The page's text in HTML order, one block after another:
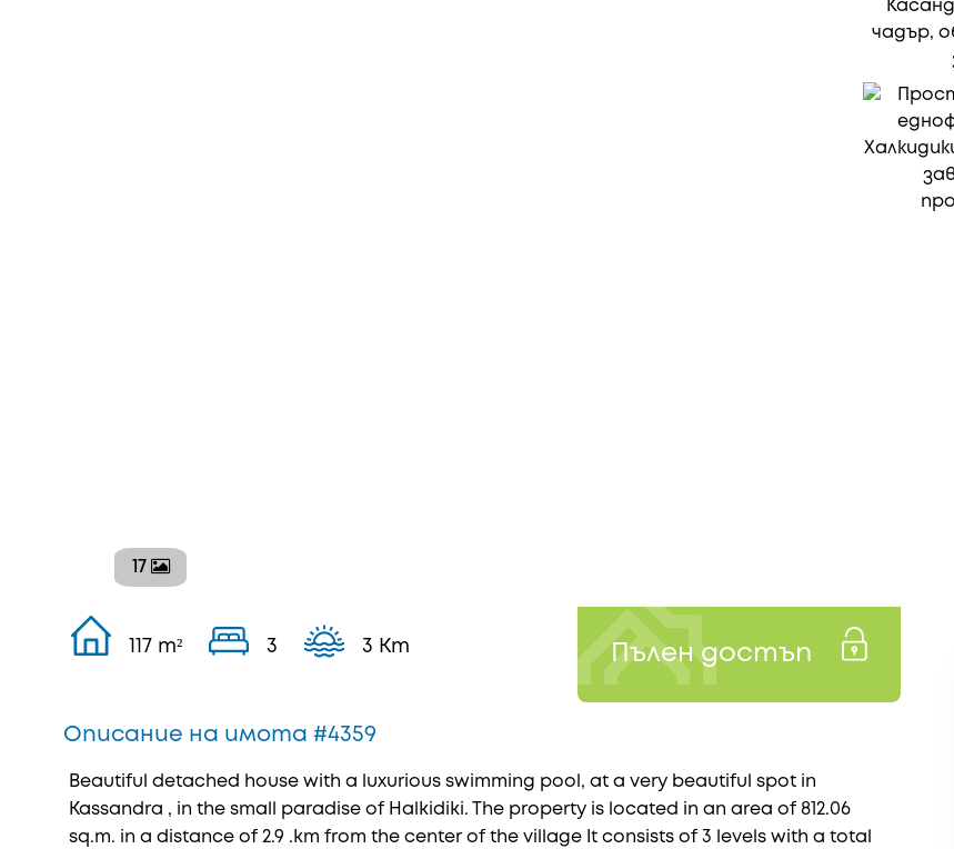
17
117 m² 3 3 Km Пълен достъп
Описание на имота #4359
Beautiful detached house with a luxurious swimming pool, at a very beautiful spot in
Kassandra , in the small paradise of Halkidiki. The property is located in an area of 812.06
sq.m. in a distance of 2.9 .km from the center of the village It consists of 3 levels with a total